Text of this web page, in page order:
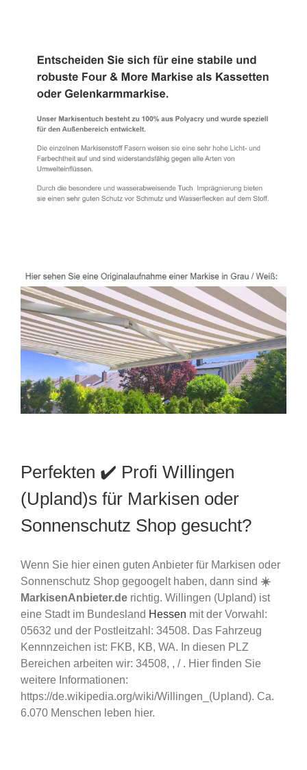
Perfekten ✔️ Profi Willingen
(Upland)s für Markisen oder
Sonnenschutz Shop gesucht?
Wenn Sie hier einen guten Anbieter für Markisen oder
Sonnenschutz Shop gegoogelt haben, dann sind ☀️
MarkisenAnbieter.de richtig. Willingen (Upland) ist
eine Stadt im Bundesland Hessen mit der Vorwahl:
05632 und der Postleitzahl: 34508. Das Fahrzeug
Kennnzeichen ist: FKB, KB, WA. In diesen PLZ
Bereichen arbeiten wir: 34508, , / . Hier finden Sie
weitere Informationen:
https://de.wikipedia.org/wiki/Willingen_(Upland). Ca.
6.070 Menschen leben hier.